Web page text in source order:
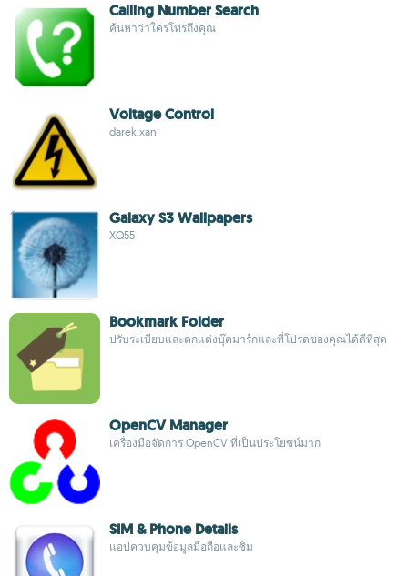
Calling Number Search
ค้นหาว่าใครโทรถึงคุณ
Voltage Control
darek.xan
Galaxy S3 Wallpapers
XQ55
Bookmark Folder
ปรับระเบียบและตกแต่งบุ๊คมาร์กและที่โปรดของคุณได้ดีที่สุด
OpenCV Manager
เครื่องมือจัดการ OpenCV ที่เป็นประโยชน์มาก
SIM & Phone Details
แอปควบคุมข้อมูลมือถือและซิม